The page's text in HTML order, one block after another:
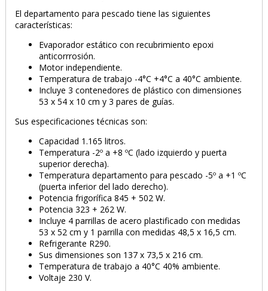
El departamento para pescado tiene las siguientes
características:
Evaporador estático con recubrimiento epoxi
anticorrrosión.
Motor independiente.
Temperatura de trabajo -4°C +4°C a 40°C ambiente.
Incluye 3 contenedores de plástico con dimensiones
53 x 54 x 10 cm y 3 pares de guías.
Sus especificaciones técnicas son:
Capacidad 1.165 litros.
Temperatura -2º a +8 ºC (lado izquierdo y puerta
superior derecha).
Temperatura departamento para pescado -5º a +1 ºC
(puerta inferior del lado derecho).
Potencia frigorífica 845 + 502 W.
Potencia 323 + 262 W.
Incluye 4 parrillas de acero plastificado con medidas
53 x 52 cm y 1 parrilla con medidas 48,5 x 16,5 cm.
Refrigerante R290.
Sus dimensiones son 137 x 73,5 x 216 cm.
Temperatura de trabajo a 40°C 40% ambiente.
Voltaje 230 V.